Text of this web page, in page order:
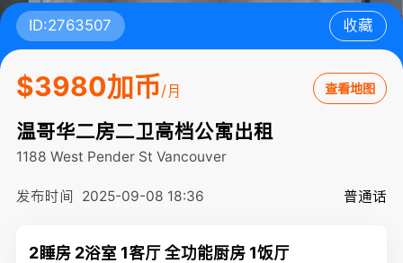
ID:2763507 收藏
$3980加币/月 查看地图
温哥华二房二卫高档公寓出租
1188 West Pender St Vancouver
发布时间 2025-09-08 18:36 普通话
2睡房 2浴室 1客厅 全功能厨房 1饭厅